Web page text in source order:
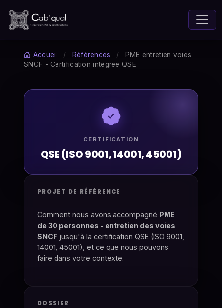
Accueil / Références /
PME entretien voies
SNCF - Certification intégrée QSE
CERTIFICATION
QSE (ISO 9001, 14001, 45001)
PROJET DE RÉFÉRENCE
Comment nous avons accompagné PME
de 30 personnes - entretien des voies
SNCF jusqu'à la certification QSE (ISO 9001,
14001, 45001), et ce que nous pouvons
faire dans votre contexte.
DOSSIER